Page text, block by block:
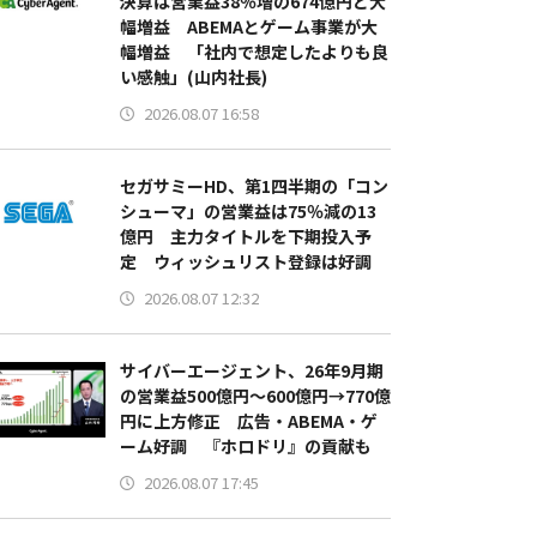
幅増益 ABEMAとゲーム事業が大
幅増益 「社内で想定したよりも良
い感触」(山内社長)
2026.08.07 16:58
セガサミーHD、第1四半期の「コン
シューマ」の営業益は75％減の13
億円 主力タイトルを下期投入予
定 ウィッシュリスト登録は好調
2026.08.07 12:32
サイバーエージェント、26年9月期
の営業益500億円～600億円→770億
円に上方修正 広告・ABEMA・ゲ
ーム好調 『ホロドリ』の貢献も
2026.08.07 17:45